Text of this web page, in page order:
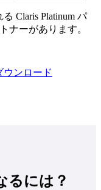
Claris Platinum パ
ナーがあります。
ウンロード
るには？